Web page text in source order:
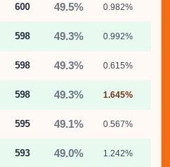
600 49.5% 0.982%
598 49.3% 0.992%
598 49.3% 0.615%
598 49.3% 1.645%
595 49.1% 0.567%
593 49.0% 1.242%